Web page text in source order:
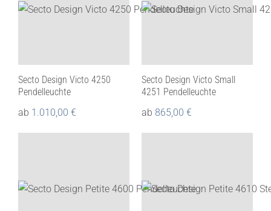
Secto Design Victo 4250
Pendelleuchte
ab 1.010,00 €
Secto Design Victo Small
4251 Pendelleuchte
ab 865,00 €